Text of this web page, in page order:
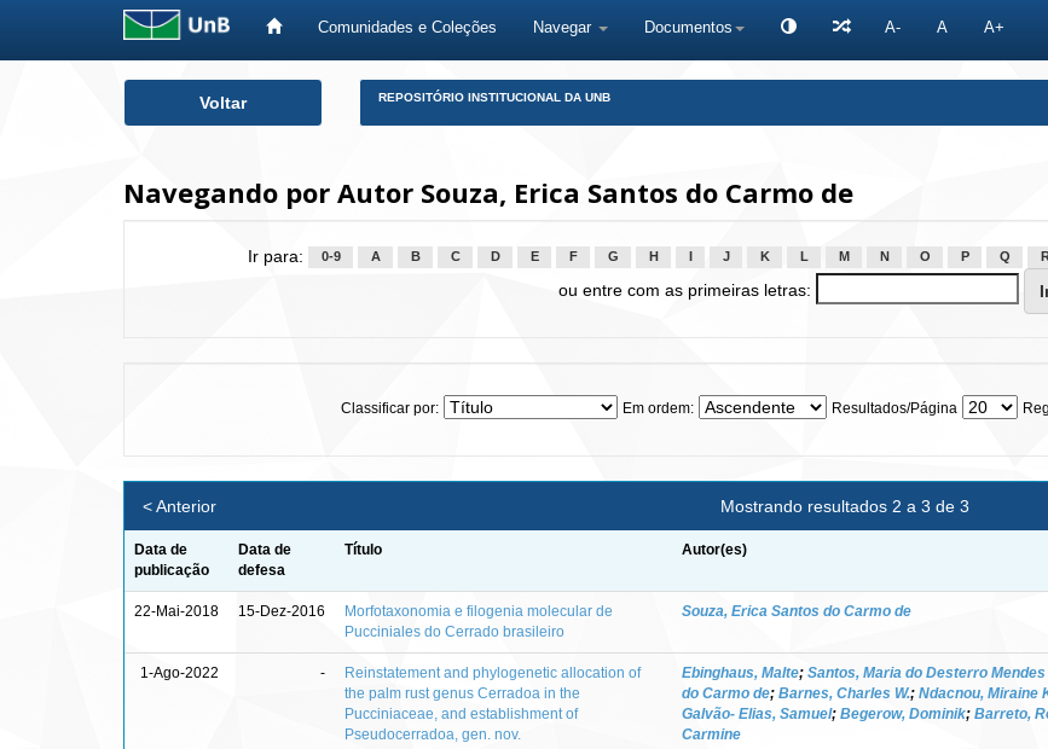
Comunidades e Coleções Navegar Documentos A- A A+
Voltar REPOSITÓRIO INSTITUCIONAL DA UNB
Navegando por Autor Souza, Erica Santos do Carmo de
Ir para: 0-9 A B C D E F G H J K L M N O P Q
ou entre com as primeiras letras:
Classificar por: Em ordem: Resultados/Página
Mostrando resultados 2 a 3 de 3
< Anterior
Data de
publicação
Data de
defesa
Título Autor(es)
22-Mai-2018 15-Dez-2016
Morfotaxonomia e filogenia molecular de
Pucciniales do Cerrado brasileiro
Souza, Erica Santos do Carmo de
1-Ago-2022 -
Reinstatement and phylogenetic allocation of
the palm rust genus Cerradoa in the
Pucciniaceae, and establishment of
Pseudocerradoa, gen. nov.
Ebinghaus, Malte; Santos, Maria do Desterro Mendes
do Carmo de; Barnes, Charles W.; Ndacnou, Miraine
Galvão- Elias, Samuel; Begerow, Dominik; Barreto,
Carmine